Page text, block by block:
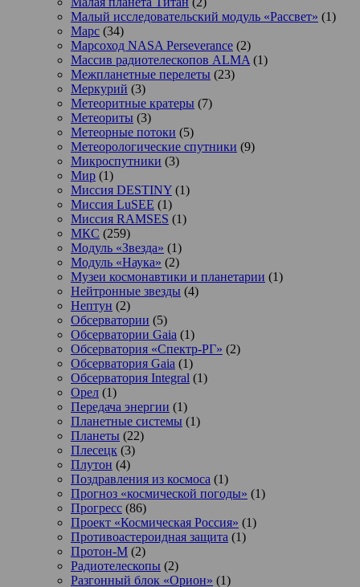
Малый исследовательский модуль «Рассвет» (1)
Марс (34)
Марсоход NASA Perseverance (2)
Массив радиотелескопов ALMA (1)
Межпланетные перелеты (23)
Меркурий (3)
Метеоритные кратеры (7)
Метеориты (3)
Метеорные потоки (5)
Метеорологические спутники (9)
Микроспутники (3)
Мир (1)
Миссия DESTINY (1)
Миссия LuSEE (1)
Миссия RAMSES (1)
МКС (259)
Модуль «Звезда» (1)
Модуль «Наука» (2)
Музеи космонавтики и планетарии (1)
Нейтронные звезды (4)
Нептун (2)
Обсерватории (5)
Обсерватории Gaia (1)
Обсерватория «Спектр-РГ» (2)
Обсерватория Gaia (1)
Обсерватория Integral (1)
Орел (1)
Передача энергии (1)
Планетные системы (1)
Планеты (22)
Плесецк (3)
Плутон (4)
Поздравления из космоса (1)
Прогноз «космической погоды» (1)
Прогресс (86)
Проект «Космическая Россия» (1)
Противоастероидная защита (1)
Протон-М (2)
Радиотелескопы (2)
Разгонный блок «Орион» (1)